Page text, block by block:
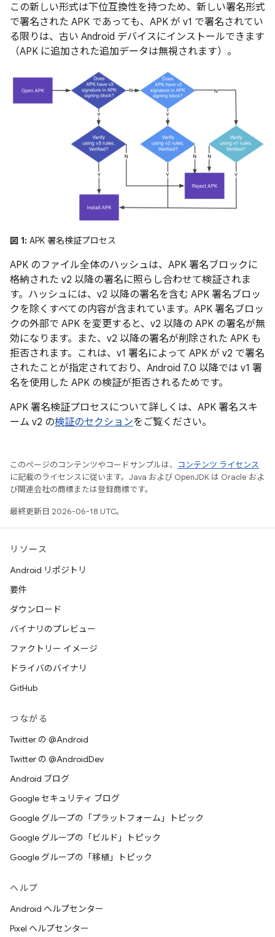
この新しい形式は下位互換性を持つため、新しい署名形式
で署名された APK であっても、APK が v1 で署名されてい
る限りは、古い Android デバイスにインストールできます
（APK に追加された追加データは無視されます）。
図 1: APK 署名検証プロセス
APK のファイル全体のハッシュは、APK 署名ブロックに
格納された v2 以降の署名に照らし合わせて検証されま
す。ハッシュには、v2 以降の署名を含む APK 署名ブロッ
クを除くすべての内容が含まれています。APK 署名ブロッ
クの外部で APK を変更すると、v2 以降の APK の署名が無
効になります。また、v2 以降の署名が削除された APK も
拒否されます。これは、v1 署名によって APK が v2 で署名
されたことが指定されており、Android 7.0 以降では v1 署
名を使用した APK の検証が拒否されるためです。
APK 署名検証プロセスについて詳しくは、APK 署名スキ
ーム v2 の検証のセクションをご覧ください。
このページのコンテンツやコードサンプルは、
コンテンツ ライセンス
に記載のライセンスに従います。Java および OpenJDK は Oracle およ
び関連会社の商標または登録商標です。
最終更新日 2026-06-18 UTC。
リソース
Android リポジトリ
要件
ダウンロード
バイナリのプレビュー
ファクトリー イメージ
ドライバのバイナリ
GitHub
つながる
Twitter の @Android
Twitter の @AndroidDev
Android ブログ
Google セキュリティ ブログ
Google グループの「プラットフォーム」トピック
Google グループの「ビルド」トピック
Google グループの「移植」トピック
ヘルプ
Android ヘルプセンター
Pixel ヘルプセンター